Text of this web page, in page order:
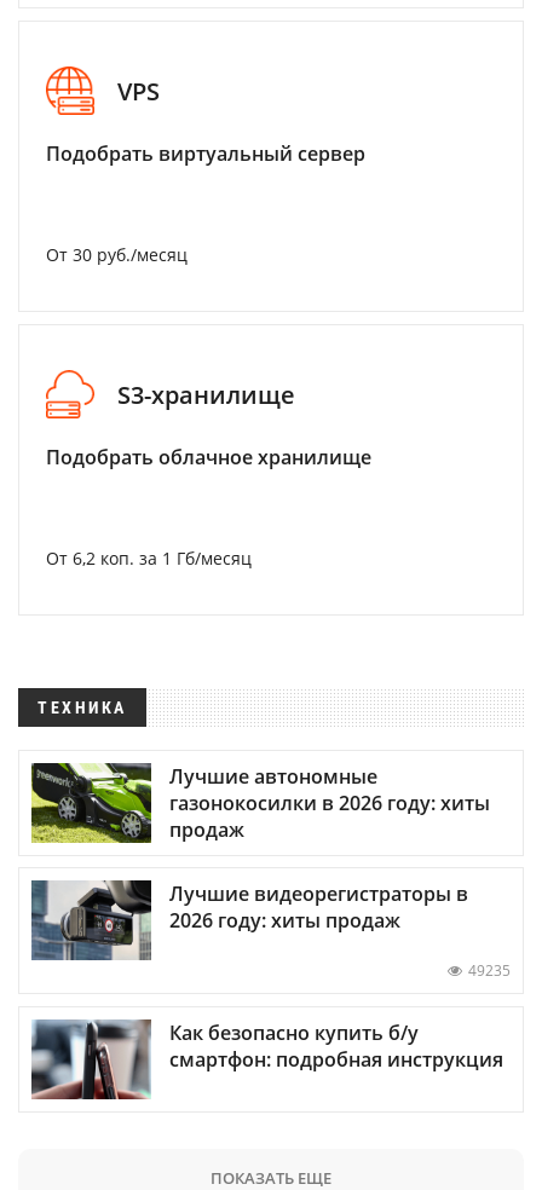
VPS
Подобрать виртуальный сервер
От 30 руб./месяц
S3-хранилище
Подобрать облачное хранилище
От 6,2 коп. за 1 Гб/месяц
ТЕХНИКА
Лучшие автономные
газонокосилки в 2026 году: хиты
продаж
Лучшие видеорегистраторы в
2026 году: хиты продаж
49235
Как безопасно купить б/у
смартфон: подробная инструкция
ПОКАЗАТЬ ЕЩЕ